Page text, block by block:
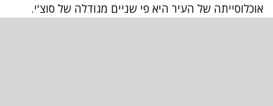
אוכלוסייתה של העיר היא פי שניים מגודלה של סוצ'י.